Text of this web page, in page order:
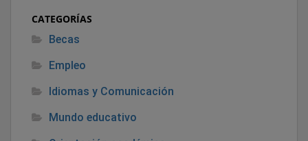
CATEGORÍAS
Becas
Empleo
Idiomas y Comunicación
Mundo educativo